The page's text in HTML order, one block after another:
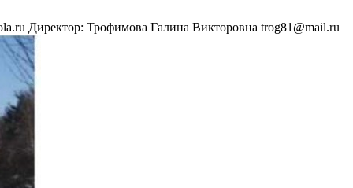
Директор: Трофимова Галина Викторовна trog81@mail.ru